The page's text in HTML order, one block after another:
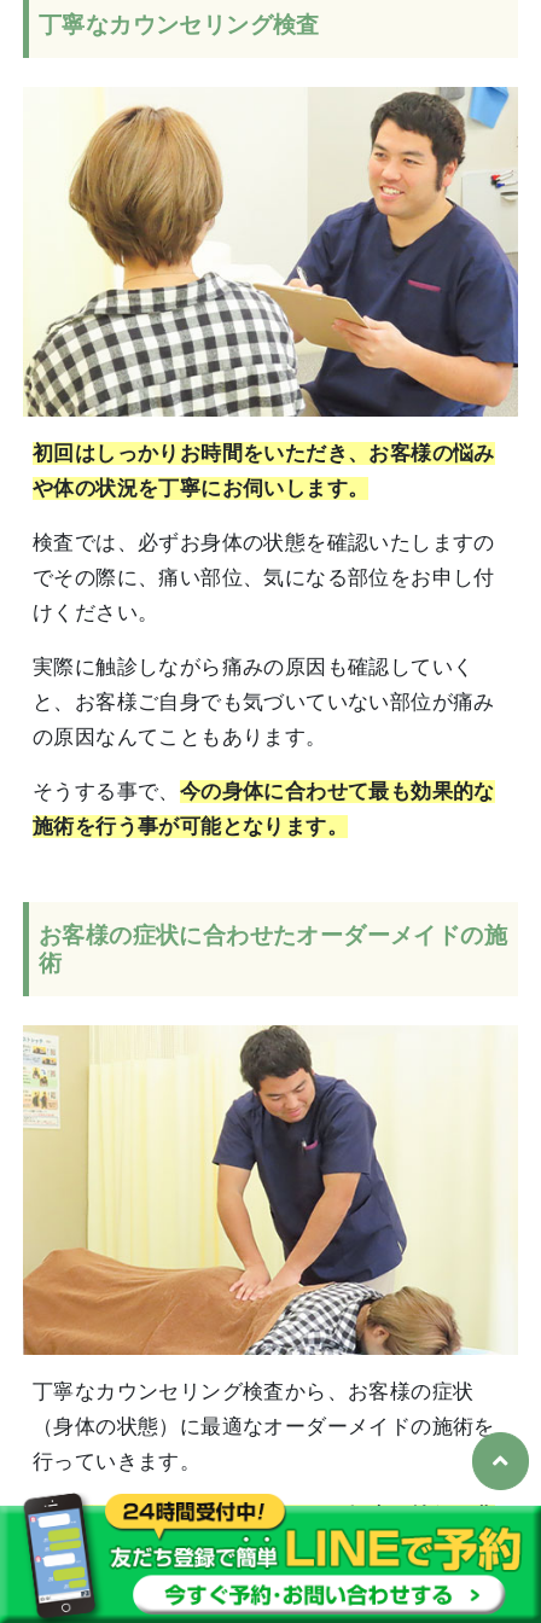
丁寧なカウンセリング検査
初回はしっかりお時間をいただき、お客様の悩み
や体の状況を丁寧にお伺いします。
検査では、必ずお身体の状態を確認いたしますの
でその際に、痛い部位、気になる部位をお申し付
けください。
実際に触診しながら痛みの原因も確認していく
と、お客様ご自身でも気づいていない部位が痛み
の原因なんてこともあります。
そうする事で、 今の身体に合わせて最も効果的な
施術を行う事が可能となります。
お客様の症状に合わせたオーダーメイドの施
術
丁寧なカウンセリング検査から、お客様の症状
（身体の状態）に最適なオーダーメイドの施術を
行っていきます。
骨盤矯正・骨格調整をベースに、幅広い技術と豊
富な知識経験を駆使して本当の原因にアプローチ
します。